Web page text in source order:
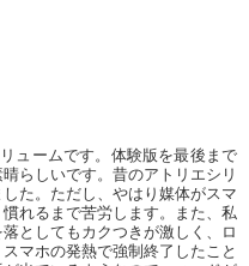
ュームです。体験版を最後まで
らしいです。昔のアトリエシリ
た。ただし、やはり媒体がスマ
れるまで苦労します。また、私
としてもカクつきが激しく、ロ
マホの発熱で強制終了したこと